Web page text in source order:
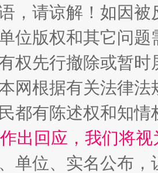
钟！ 谢
，请谅解！如因
位版权和其它问题
权先行撤除或暂
网根据有关法律
都有陈述权和知情
出回应，我们将
单位、实名公布